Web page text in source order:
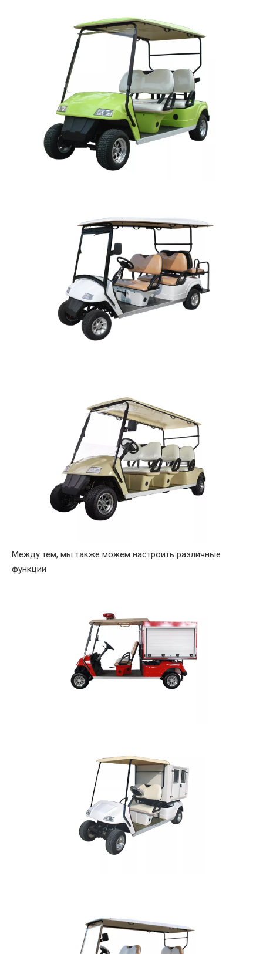
Между тем, мы также можем настроить различные
функции